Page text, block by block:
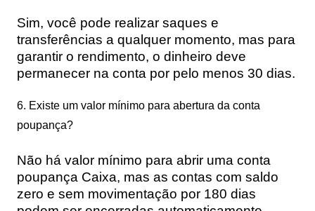
Sim, você pode realizar saques e
transferências a qualquer momento, mas para
garantir o rendimento, o dinheiro deve
permanecer na conta por pelo menos 30 dias.
6. Existe um valor mínimo para abertura da conta
poupança?
Não há valor mínimo para abrir uma conta
poupança Caixa, mas as contas com saldo
zero e sem movimentação por 180 dias